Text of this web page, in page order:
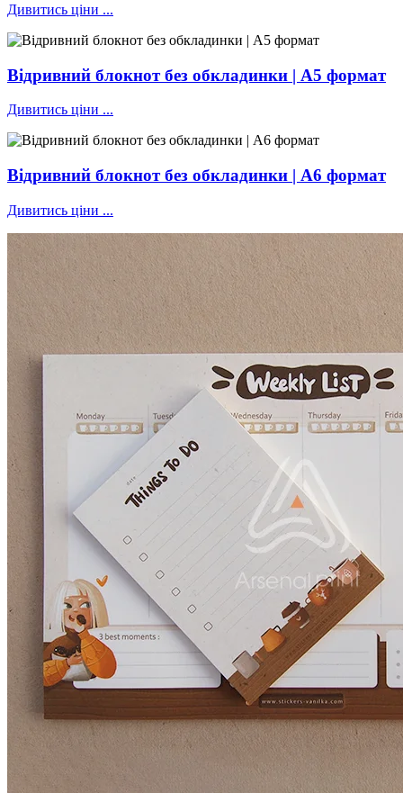
Дивитись ціни ...
Відривний блокнот без обкладинки | А5 формат
Дивитись ціни ...
Відривний блокнот без обкладинки | А6 формат
Дивитись ціни ...